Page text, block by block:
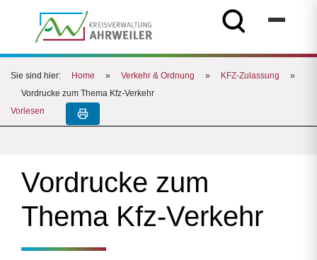
Sie sind hier: Home » Verkehr & Ordnung » KFZ-Zulassung
»
Vordrucke zum Thema Kfz-Verkehr
Vorlesen
Vordrucke zum
Thema Kfz-Verkehr